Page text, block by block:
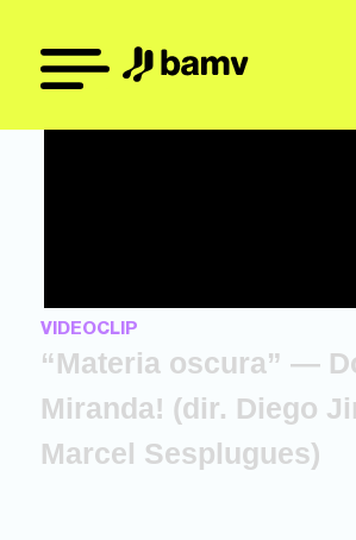
VIDEOCLIP
“Materia oscura” —
Miranda! (dir. Diego
Marcel Sesplugues)